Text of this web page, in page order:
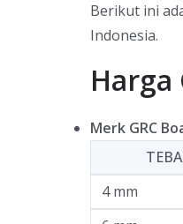
Berikut ini
Indonesia.
Harga
Merk GRC
4 mm